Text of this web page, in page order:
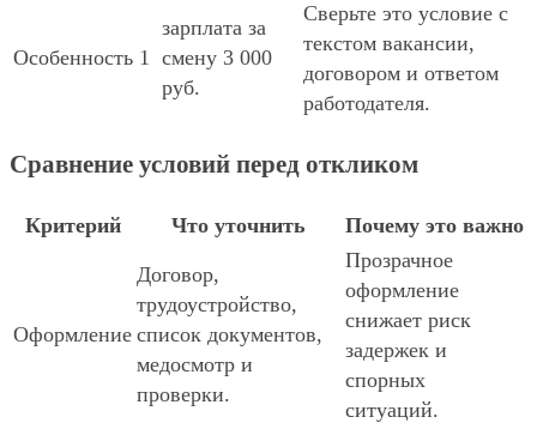
Особенность 1
зарплата за
смену 3 000
руб.
Сверьте это условие с
текстом вакансии,
договором и ответом
работодателя.
Сравнение условий перед откликом
Критерий Что уточнить Почему это важно
Оформление
Договор,
трудоустройство,
список документов,
медосмотр и
проверки.
Прозрачное
оформление
снижает риск
задержек и
спорных
ситуаций.